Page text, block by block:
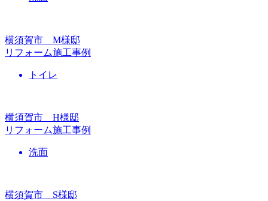
横須賀市 M様邸
リフォーム施工事例
トイレ
横須賀市 H様邸
リフォーム施工事例
洗面
横須賀市 S様邸